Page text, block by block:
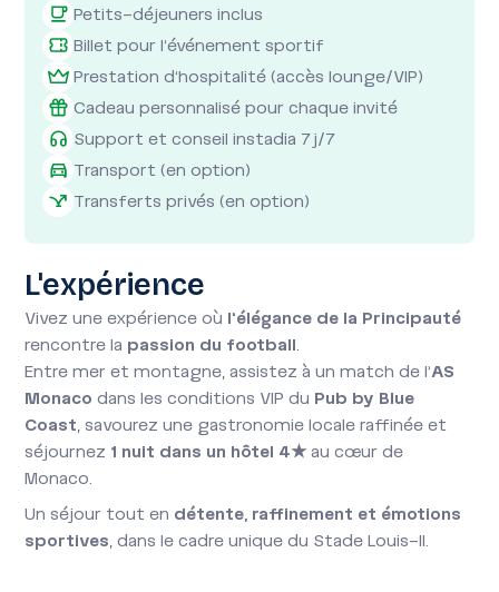
Petits-déjeuners inclus
Billet pour l'événement sportif
Prestation d'hospitalité (accès lounge/VIP)
Cadeau personnalisé pour chaque invité
Support et conseil instadia 7j/7
Transport (en option)
Transferts privés (en option)
L'expérience
Vivez une expérience où l’élégance de la Principauté
rencontre la passion du football.
Entre mer et montagne, assistez à un match de l’AS
Monaco dans les conditions VIP du Pub by Blue
Coast, savourez une gastronomie locale raffinée et
séjournez 1 nuit dans un hôtel 4★au cœur de
Monaco.
Un séjour tout en détente, raffinement et émotions
sportives, dans le cadre unique du Stade Louis-II.